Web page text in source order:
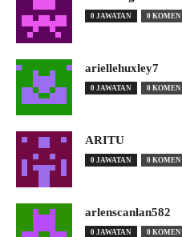
0 JAWATAN 0 KOMEN
ariellehuxley7
0 JAWATAN 0 KOMEN
ARITU
0 JAWATAN 0 KOMEN
arlenscanlan582
0 JAWATAN 0 KOMEN